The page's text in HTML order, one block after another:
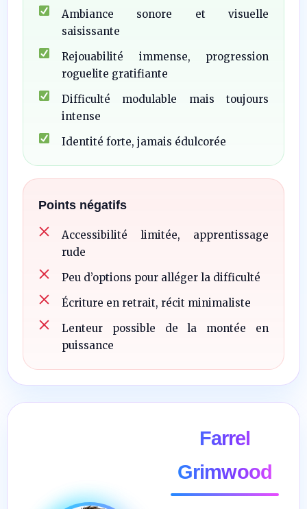
Ambiance sonore et visuelle
saisissante
Rejouabilité immense, progression
roguelite gratifiante
Difficulté modulable mais toujours
intense
Identité forte, jamais édulcorée
Points négatifs
Accessibilité limitée, apprentissage
rude
Peu d’options pour alléger la difficulté
Écriture en retrait, récit minimaliste
Lenteur possible de la montée en
puissance
Farrel
Grimwood